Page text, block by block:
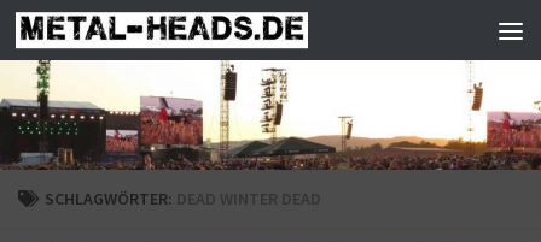
Zum Inhalt springen
SCHLAGWÖRTER: DEAD WINTER DEAD